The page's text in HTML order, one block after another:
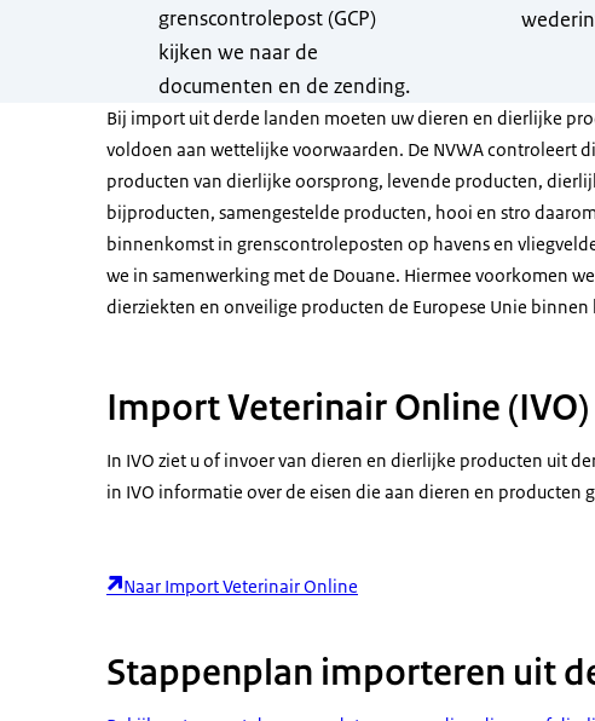
grenscontrolepost (GCP)
kijken we naar de
documenten en de zending.
Bij import uit derde landen moeten uw dieren en dierlijke
voldoen aan wettelijke voorwaarden. De NVWA controleert
producten van dierlijke oorsprong, levende producten,
bijproducten, samengestelde producten, hooi en stro
binnenkomst in grenscontroleposten op havens en
we in samenwerking met de Douane. Hiermee voorkomen
dierziekten en onveilige producten de Europese Unie binnen
Import Veterinair Online (IVO)
In IVO ziet u of invoer van dieren en dierlijke producten uit
in IVO informatie over de eisen die aan dieren en producten
Naar Import Veterinair Online
Stappenplan importeren uit